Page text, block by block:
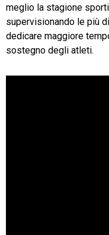
meglio la stagione
supervisionando le più
dedicare maggiore
sostegno degli atleti.